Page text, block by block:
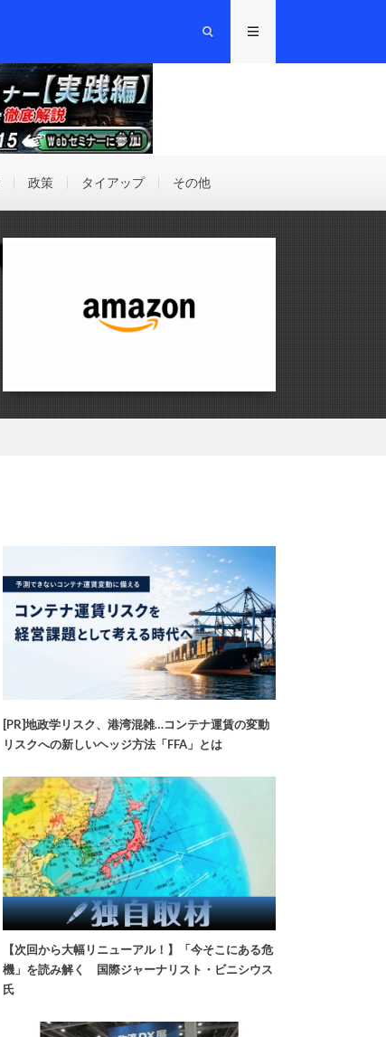
政策 タイアップ その他
[PR]地政学リスク、港湾混雑…コンテナ運賃の変動
リスクへの新しいヘッジ方法「FFA」とは
【次回から大幅リニューアル！】「今そこにある危
機」を読み解く 国際ジャーナリスト・ビニシウス
氏